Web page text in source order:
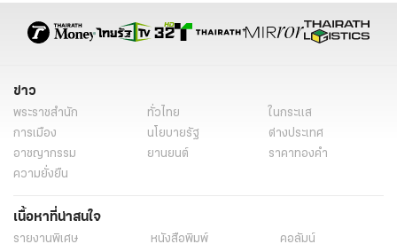
ข่าว
พระราชสำนัก ทั่วไทย
ในกระแส
การเมือง
นโยบายรัฐ
ต่างประเทศ
อาชญากรรม
ยานยนต์
ราคาทองคำ
ความยั่งยืน
เนื้อหาที่น่าสนใจ
รายงานพิเศษ หนังสือพิมพ์
คอลัมน์